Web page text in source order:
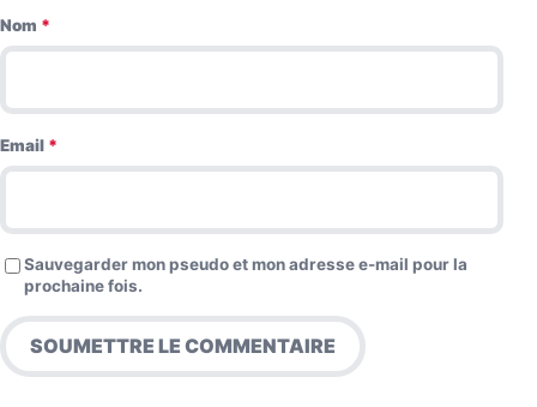
Nom *
Email *
Sauvegarder mon pseudo et mon adresse e-mail pour la
prochaine fois.